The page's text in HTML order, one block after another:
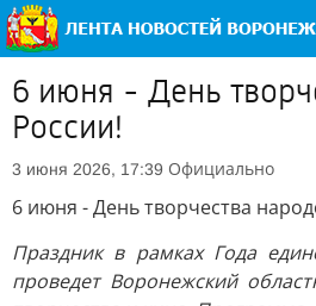
6 июня - День
России!
3 июня 2026, 17:39 Официально
6 июня - День творчества
Праздник в рамках Года
проведет Воронежский